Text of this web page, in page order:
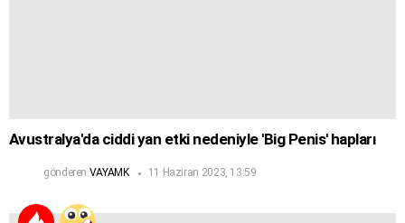
Avustralya'da ciddi yan etki nedeniyle 'Big Penis' hapları
gönderen VAYAMK 11 Haziran 2023, 13:59